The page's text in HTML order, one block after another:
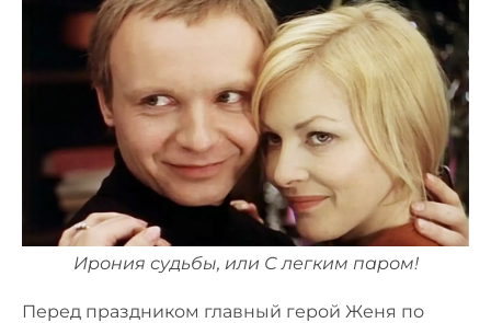
Ирония судьбы, или С легким паром!
Перед праздником главный герой Женя по